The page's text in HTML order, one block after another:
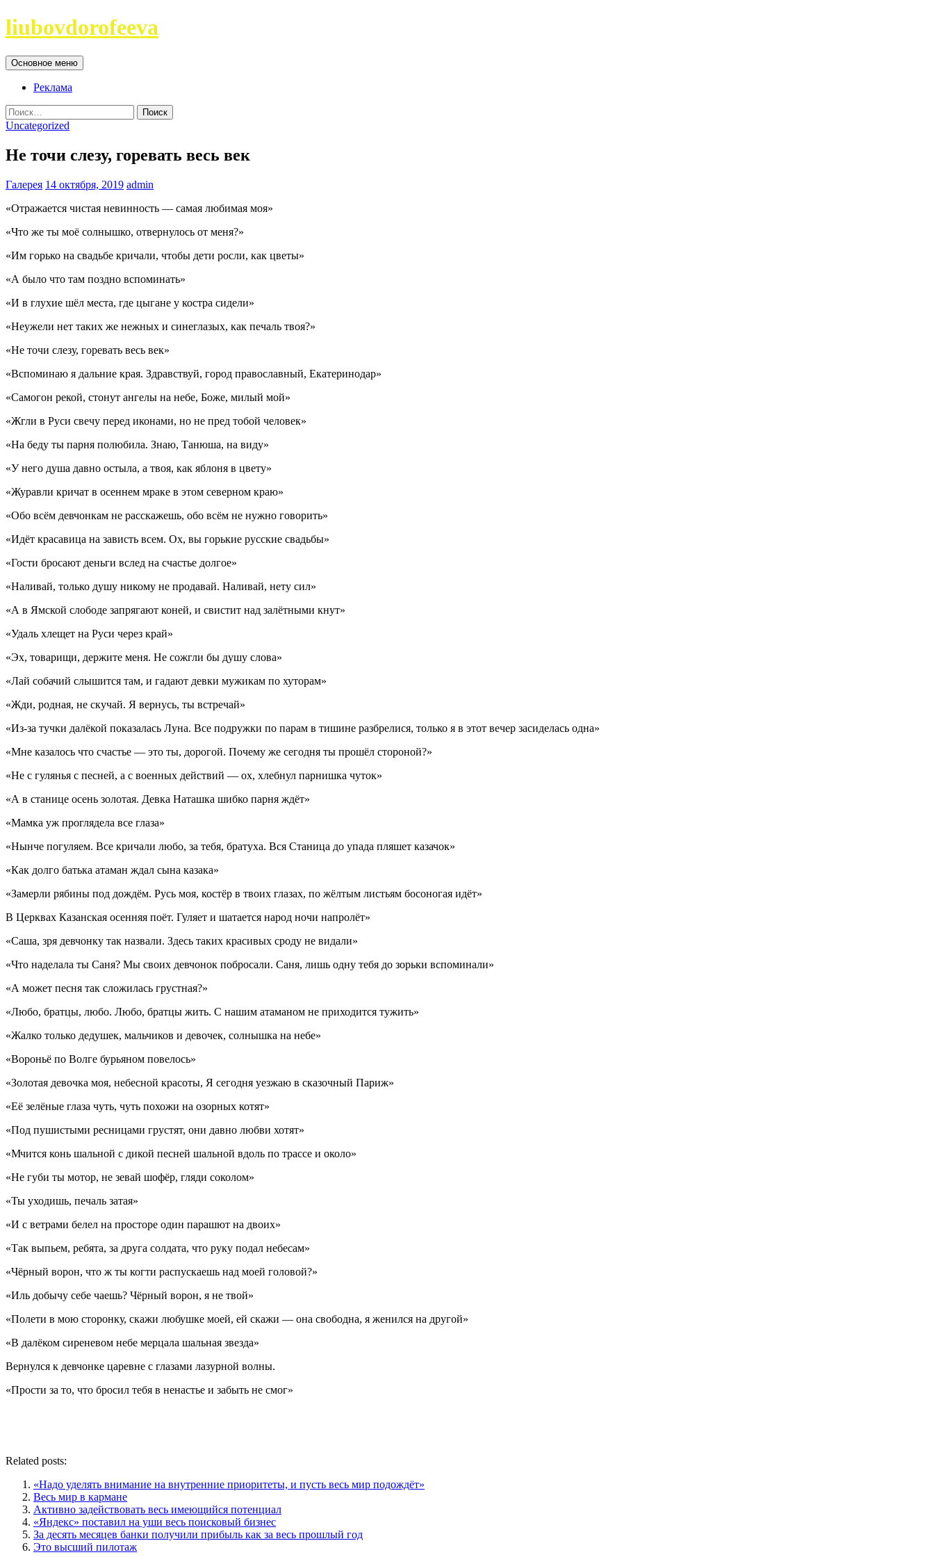
Перейти
к
liubovdorofeeva
Поиск
Основное меню
Реклама
Найти:
Uncategorized
Не точи слезу, горевать весь век
Галерея 14 октября, 2019 admin
«Отражается чистая невинность — самая любимая моя»
«Что же ты моё солнышко, отвернулось от меня?»
«Им горько на свадьбе кричали, чтобы дети росли, как цветы»
«А было что там поздно вспоминать»
«И в глухие шёл места, где цыгане у костра сидели»
«Неужели нет таких же нежных и синеглазых, как печаль твоя?»
«Не точи слезу, горевать весь век»
«Вспоминаю я дальние края. Здравствуй, город православный, Екатеринодар»
«Самогон рекой, стонут ангелы на небе, Боже, милый мой»
«Жгли в Руси свечу перед иконами, но не пред тобой человек»
«На беду ты парня полюбила. Знаю, Танюша, на виду»
«У него душа давно остыла, а твоя, как яблоня в цвету»
«Журавли кричат в осеннем мраке в этом северном краю»
«Обо всём девчонкам не расскажешь, обо всём не нужно говорить»
«Идёт красавица на зависть всем. Ох, вы горькие русские свадьбы»
«Гости бросают деньги вслед на счастье долгое»
«Наливай, только душу никому не продавай. Наливай, нету сил»
«А в Ямской слободе запрягают коней, и свистит над залётными кнут»
«Удаль хлещет на Руси через край»
«Эх, товарищи, держите меня. Не сожгли бы душу слова»
«Лай собачий слышится там, и гадают девки мужикам по хуторам»
«Жди, родная, не скучай. Я вернусь, ты встречай»
«Из-за тучки далёкой показалась Луна. Все подружки по парам в тишине разбрелися, только я в этот вечер засиделась одна»
«Мне казалось что счастье — это ты, дорогой. Почему же сегодня ты прошёл стороной?»
«Не с гулянья с песней, а с военных действий — ох, хлебнул парнишка чуток»
«А в станице осень золотая. Девка Наташка шибко парня ждёт»
«Мамка уж проглядела все глаза»
«Нынче погуляем. Все кричали любо, за тебя, братуха. Вся Станица до упада пляшет казачок»
«Как долго батька атаман ждал сына казака»
«Замерли рябины под дождём. Русь моя, костёр в твоих глазах, по жёлтым листьям босоногая идёт»
В Церквах Казанская осенняя поёт. Гуляет и шатается народ ночи напролёт»
«Саша, зря девчонку так назвали. Здесь таких красивых сроду не видали»
«Что наделала ты Саня? Мы своих девчонок побросали. Саня, лишь одну тебя до зорьки вспоминали»
«А может песня так сложилась грустная?»
«Любо, братцы, любо. Любо, братцы жить. С нашим атаманом не приходится тужить»
«Жалко только дедушек, мальчиков и девочек, солнышка на небе»
«Вороньё по Волге бурьяном повелось»
«Золотая девочка моя, небесной красоты, Я сегодня уезжаю в сказочный Париж»
«Её зелёные глаза чуть, чуть похожи на озорных котят»
«Под пушистыми ресницами грустят, они давно любви хотят»
«Мчится конь шальной с дикой песней шальной вдоль по трассе и около»
«Не губи ты мотор, не зевай шофёр, гляди соколом»
«Ты уходишь, печаль затая»
«И с ветрами белел на просторе один парашют на двоих»
«Так выпьем, ребята, за друга солдата, что руку подал небесам»
«Чёрный ворон, что ж ты когти распускаешь над моей головой?»
«Иль добычу себе чаешь? Чёрный ворон, я не твой»
«Полети в мою сторонку, скажи любушке моей, ей скажи — она свободна, я женился на другой»
«В далёком сиреневом небе мерцала шальная звезда»
Вернулся к девчонке царевне с глазами лазурной волны.
«Прости за то, что бросил тебя в ненастье и забыть не смог»
Related posts:
«Надо уделять внимание на внутренние приоритеты, и пусть весь мир подождёт»
Весь мир в кармане
Активно задействовать весь имеющийся потенциал
«Яндекс» поставил на уши весь поисковый бизнес
За десять месяцев банки получили прибыль как за весь прошлый год
Это высший пилотаж